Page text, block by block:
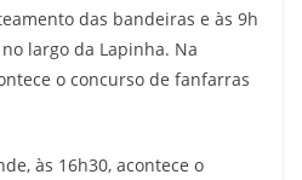
das bandeiras e às 9h
largo da Lapinha. Na
o concurso de fanfarras
às 16h30, acontece o